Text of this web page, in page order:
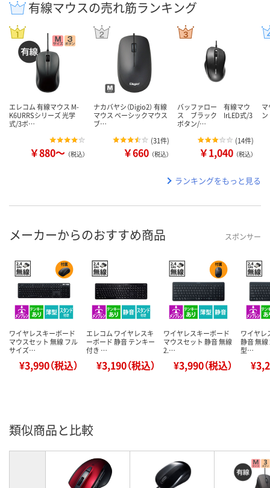
有線マウスの売れ筋ランキング
エレコム 有線マウス M-
K6URRSシリーズ 光学
式/3ボ…
￥880～ （税込）
ナカバヤシ（Digio2） 有線
マウス ベーシックマウス
ブ…
(31件)
￥660 （税込）
バッファロー 有線マウ
ス ブラック IrLED式/3
ボタン/…
(14件)
￥1,040 （税込）
ランキングをもっと見る
メーカーからのおすすめ商品 スポンサー
ワイヤレスキーボード
マウスセット 無線 フル
サイズ…
¥3,990（税込）
エレコム ワイヤレスキ
ーボード 静音 テンキー
付き …
¥3,190（税込）
ワイヤレスキーボード
マウスセット 静音 無線
2.…
¥3,990（税込）
ワイヤレ
静音 無線
型…
類似商品と比較